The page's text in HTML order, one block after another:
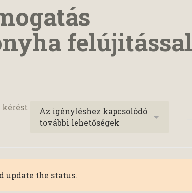
felújitással
kérést
Az igényléshez kapcsolódó
további lehetőségek
update the status.